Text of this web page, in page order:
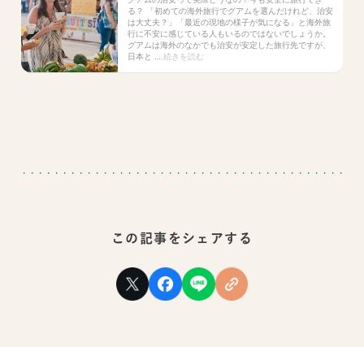
この記事をシェアする